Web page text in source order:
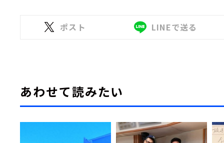
ポスト LINEで送る
あわせて読みたい